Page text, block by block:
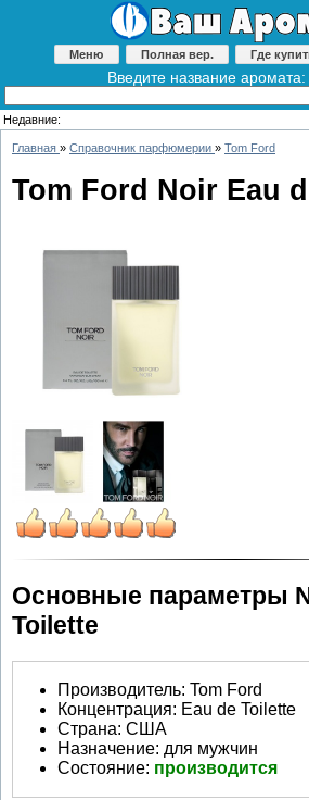
Меню Полная вер. Где
Введите название аромата:
Недавние:
Главная » Справочник парфюмерии » Tom Ford
Tom Ford Noir Eau
Основные параметры
Toilette
Производитель: Tom Ford
Концентрация: Eau de Toilette
Страна: США
Назначение: для мужчин
Состояние: производится